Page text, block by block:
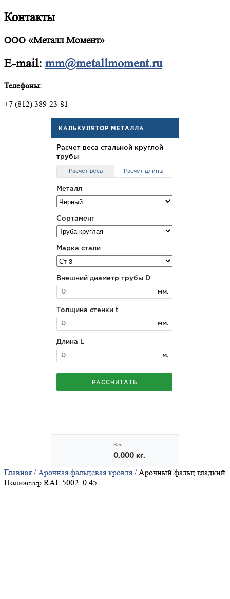
Контакты
ООО «Металл Момент»
E-mail: mm@metallmoment.ru
Телефоны:
+7 (812) 389-23-81
Главная /Арочная фальцевая кровля / Арочный фальц гладкий
Полиэстер RAL 5002. 0,45